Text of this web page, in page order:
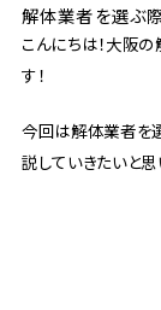
解体業者を選ぶ
こんにちは！大阪
す！
今回は解体業者を
説していきたいと思